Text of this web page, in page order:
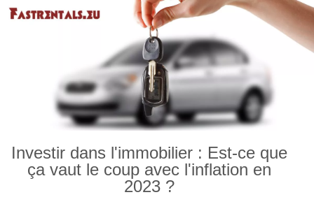
Investir dans l'immobilier : Est-ce que
ça vaut le coup avec l'inflation en
2023 ?